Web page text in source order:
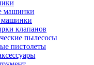
машинки
машинки
клапанов
пылесосы
пистолеты